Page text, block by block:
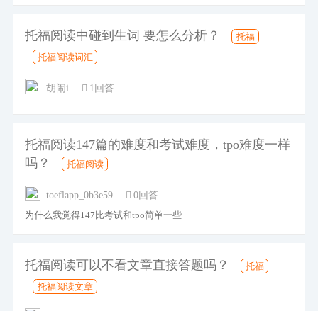
托福阅读中碰到生词 要怎么分析？
托福
托福阅读词汇
胡闹i 1回答
托福阅读147篇的难度和考试难度，tpo难度一样
吗？
托福阅读
toeflapp_0b3e59
0回答
为什么我觉得147比考试和tpo简单一些
托福阅读可以不看文章直接答题吗？
托福
托福阅读文章